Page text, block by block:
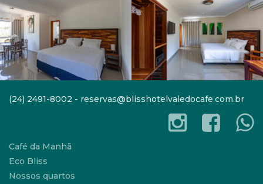
(24) 2491-8002 - reservas@blisshotelvaledocafe.com.br
Café da Manhã
Eco Bliss
Nossos quartos